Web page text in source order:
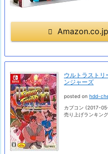
ウルトラストリ
ンジャーズ
posted on hdd-
カプコン (2017-
売り上げランキン